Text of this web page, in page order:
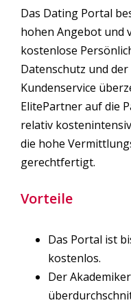
Das Dating Portal
hohen Angebot und
kostenlose
Datenschutz und
Kundenservice
ElitePartner auf die
relativ
die hohe
gerechtfertigt.
Vorteile
Das Portal ist
kostenlos.
Der